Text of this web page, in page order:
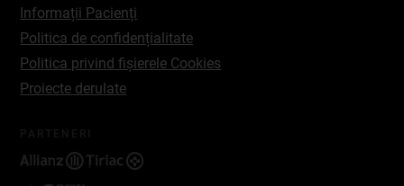
Informații Pacienți
Politica de confidențialitate
Politica privind fișierele Cookies
Proiecte derulate